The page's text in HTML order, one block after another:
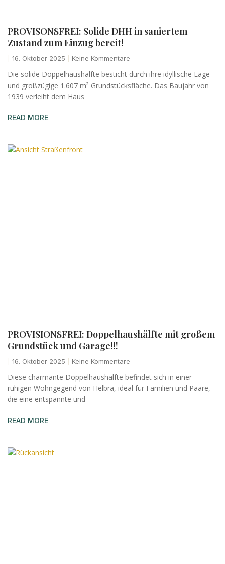
PROVISONSFREI: Solide DHH in saniertem
Zustand zum Einzug bereit!
16. Oktober 2025 Keine Kommentare
Die solide Doppelhaushälfte besticht durch ihre idyllische Lage
und großzügige 1.607 m² Grundstücksfläche. Das Baujahr von
1939 verleiht dem Haus
READ MORE
PROVISIONSFREI: Doppelhaushälfte mit großem
Grundstück und Garage!!!
16. Oktober 2025 Keine Kommentare
Diese charmante Doppelhaushälfte befindet sich in einer
ruhigen Wohngegend von Helbra, ideal für Familien und Paare,
die eine entspannte und
READ MORE